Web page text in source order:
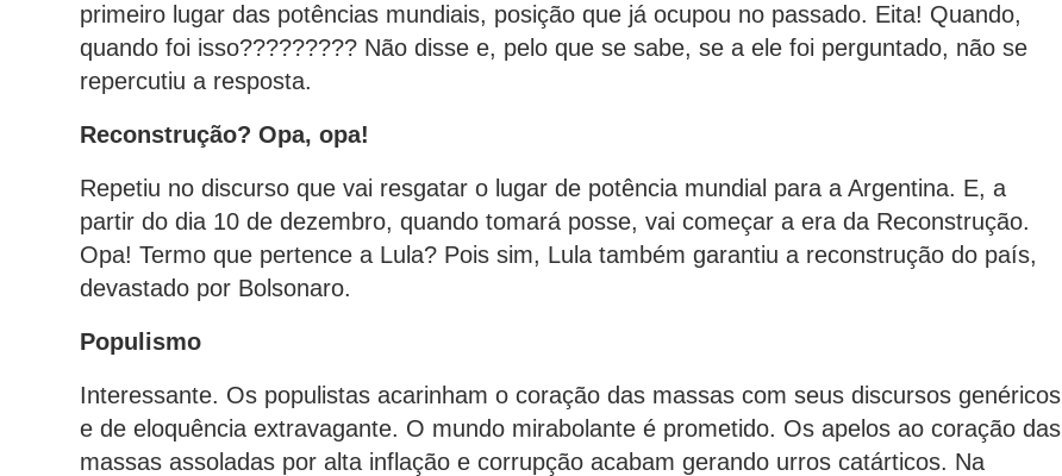
primeiro lugar das potências mundiais, posição que já ocupou no passado. Eita! Quando,
quando foi isso????????? Não disse e, pelo que se sabe, se a ele foi perguntado, não se
repercutiu a resposta.
Reconstrução? Opa, opa!
Repetiu no discurso que vai resgatar o lugar de potência mundial para a Argentina. E, a
partir do dia 10 de dezembro, quando tomará posse, vai começar a era da Reconstrução.
Opa! Termo que pertence a Lula? Pois sim, Lula também garantiu a reconstrução do país,
devastado por Bolsonaro.
Populismo
Interessante. Os populistas acarinham o coração das massas com seus discursos genéricos
e de eloquência extravagante. O mundo mirabolante é prometido. Os apelos ao coração das
massas assoladas por alta inflação e corrupção acabam gerando urros catárticos. Na